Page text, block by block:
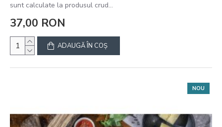
sunt calculate la produsul crud...
37,00 RON
ADAUGĂ ÎN COŞ
NOU